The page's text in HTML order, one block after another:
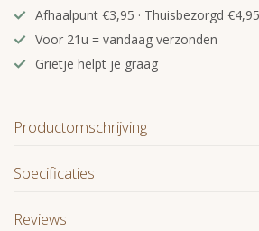
Afhaalpunt €3,95 · Thuisbezorgd
Voor 21u = vandaag verzonden
Grietje helpt je graag
Productomschrijving
Specificaties
Reviews